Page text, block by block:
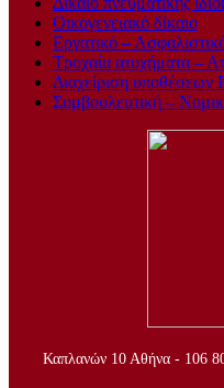
Οικογενειακό δίκαιο
Εργατικό –
Τροχαία ατυχήματα –
Διαχείριση υποθέσεων
Συμβουλευτική –
Καπλανών 10 Αθήνα - 106